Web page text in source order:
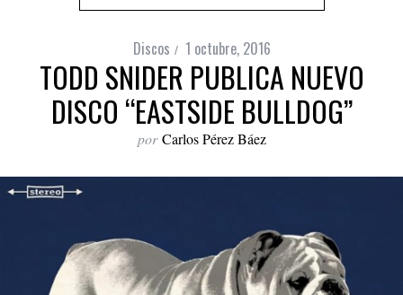
Discos 1 octubre, 2016
TODD SNIDER PUBLICA NUEVO
DISCO “EASTSIDE BULLDOG”
por Carlos Pérez Báez